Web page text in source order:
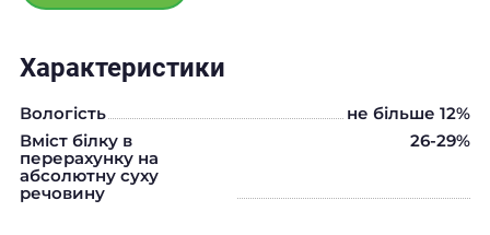
Характеристики
Вологість
не більше 12%
Вміст білку в
перерахунку на
абсолютну суху
речовину
26-29%